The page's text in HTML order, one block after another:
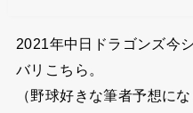
2021年中日ドラゴンズ今
バリこちら。
（野球好きな筆者予想にな